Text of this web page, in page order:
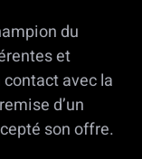
du
et
avec la
d’un
son offre.